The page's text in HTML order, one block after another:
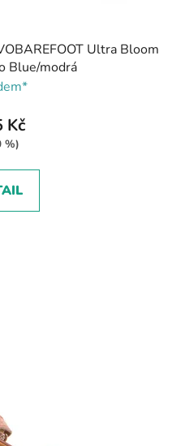
Ultra Bloom
Blue/modrá
Kč
%)